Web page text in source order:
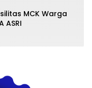
MCK Warga
ASRI